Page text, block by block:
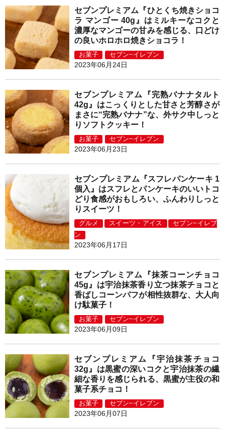
セブンプレミアム『ひとくち焼きショコ
ラ マンゴー 40g』はミルキーなコクと
濃厚なマンゴーの甘みを感じる、口どけ
の良いホロホロ焼きショコラ！
お菓子 セブン−イレブン
2023年06月24日
セブンプレミアム『完熟バナナタルト
42g』はこっくりとした甘さと芳醇さが
まさに“完熟バナナ”な、外サク中しっと
りソフトクッキー！
お菓子 セブン−イレブン
2023年06月23日
セブンプレミアム『スフレパンケーキ 1
個入』はスフレとパンケーキのいいトコ
どり食感がおもしろい、ふんわりしっと
りスイーツ！
グルメ スイーツ・アイス
セブン−イレブ
ン
2023年06月17日
セブンプレミアム『抹茶コーンチョコ
45g』は宇治抹茶香り立つ抹茶チョコと
香ばしコーンパフが相性抜群な、大人向
け駄菓子！
お菓子 セブン−イレブン
2023年06月09日
セブンプレミアム『宇治抹茶チョコ
32g』は黒蜜の深いコクと宇治抹茶の繊
細な香りを感じられる、黒蜜が主役の和
菓子系チョコ！
お菓子 セブン−イレブン
2023年06月07日